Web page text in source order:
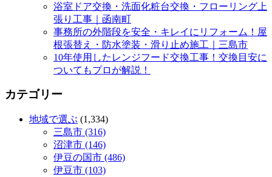
浴室ドア交換・洗面化粧台交換・フローリング上
張り工事｜函南町
事務所の外階段を安全・キレイにリフォーム！屋
根張替え・防水塗装・滑り止め施工｜三島市
10年使用したレンジフード交換工事！交換目安に
ついてもプロが解説！
カテゴリー
地域で選ぶ (1,334)
三島市 (316)
沼津市 (146)
伊豆の国市 (486)
伊豆市 (103)